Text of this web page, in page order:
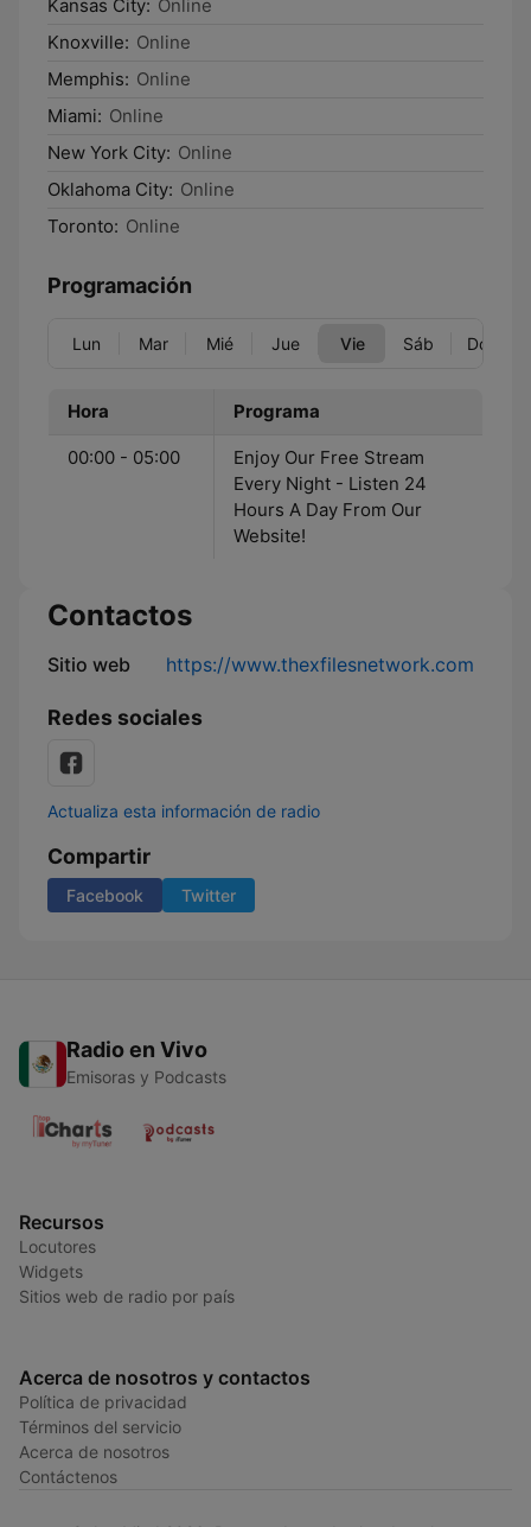
Kansas City: Online
Knoxville: Online
Memphis: Online
Miami: Online
New York City: Online
Oklahoma City: Online
Toronto: Online
Programación
Lun Mar Mié Jue Vie Sáb Dom
Hora Programa
00:00 - 05:00
Enjoy Our Free Stream
Every Night - Listen 24
Hours A Day From Our
Website!
Contactos
Sitio web https://www.thexfilesnetwork.com
Redes sociales
Actualiza esta información de radio
Compartir
Facebook Twitter
Radio en Vivo
Emisoras y Podcasts
Recursos
Locutores
Widgets
Sitios web de radio por país
Acerca de nosotros y contactos
Política de privacidad
Términos del servicio
Acerca de nosotros
Contáctenos